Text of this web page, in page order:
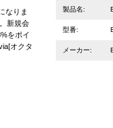
なりま
新規会
をポイ
オクタ
製品名:
型番:
メーカー: